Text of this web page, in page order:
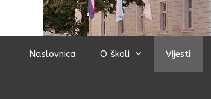
Naslovnica O školi Vijesti